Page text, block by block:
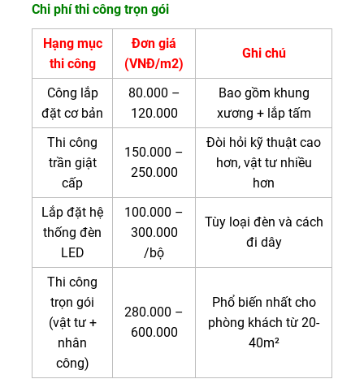
Chi phí thi công trọn gói
Hạng mục
thi công
Đơn giá
(VNĐ/m2)
Ghi chú
Công lắp
đặt cơ bản
80.000 –
120.000
Bao gồm khung
xương + lắp tấm
Thi công
trần giật
cấp
150.000 –
250.000
Đòi hỏi kỹ thuật cao
hơn, vật tư nhiều
hơn
Lắp đặt hệ
thống đèn
LED
100.000 –
300.000
/bộ
Tùy loại đèn và cách
đi dây
Thi công
trọn gói
(vật tư +
nhân
công)
280.000 –
600.000
Phổ biến nhất cho
phòng khách từ 20-
40m²